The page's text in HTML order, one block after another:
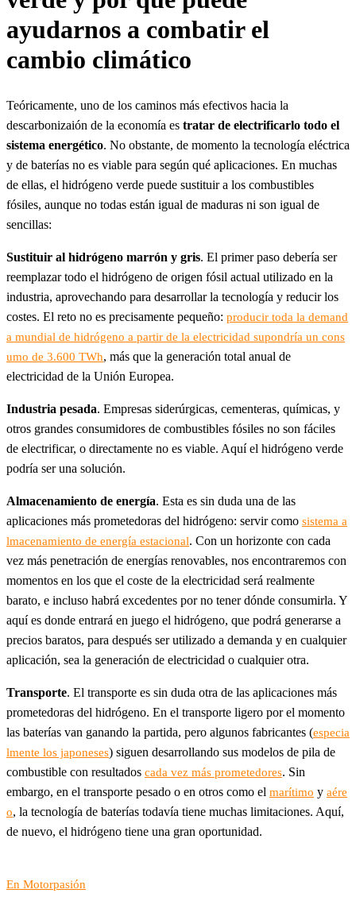
ayudarnos a combatir el
cambio climático
Teóricamente, uno de los caminos más efectivos hacia la
descarbonizaión de la economía es tratar de electrificarlo todo el
sistema energético. No obstante, de momento la tecnología eléctrica
y de baterías no es viable para según qué aplicaciones. En muchas
de ellas, el hidrógeno verde puede sustituir a los combustibles
fósiles, aunque no todas están igual de maduras ni son igual de
sencillas:
Sustituir al hidrógeno marrón y gris. El primer paso debería ser
reemplazar todo el hidrógeno de origen fósil actual utilizado en la
industria, aprovechando para desarrollar la tecnología y reducir los
costes. El reto no es precisamente pequeño: producir toda la demand
a mundial de hidrógeno a partir de la electricidad supondría un cons
umo de 3.600 TWh, más que la generación total anual de
electricidad de la Unión Europea.
Industria pesada. Empresas siderúrgicas, cementeras, químicas, y
otros grandes consumidores de combustibles fósiles no son fáciles
de electrificar, o directamente no es viable. Aquí el hidrógeno verde
podría ser una solución.
Almacenamiento de energía. Esta es sin duda una de las
aplicaciones más prometedoras del hidrógeno: servir como sistema a
lmacenamiento de energía estacional. Con un horizonte con cada
vez más penetración de energías renovables, nos encontraremos con
momentos en los que el coste de la electricidad será realmente
barato, e incluso habrá excedentes por no tener dónde consumirla. Y
aquí es donde entrará en juego el hidrógeno, que podrá generarse a
precios baratos, para después ser utilizado a demanda y en cualquier
aplicación, sea la generación de electricidad o cualquier otra.
Transporte. El transporte es sin duda otra de las aplicaciones más
prometedoras del hidrógeno. En el transporte ligero por el momento
las baterías van ganando la partida, pero algunos fabricantes (especia
lmente los japoneses) siguen desarrollando sus modelos de pila de
combustible con resultados cada vez más prometedores. Sin
embargo, en el transporte pesado o en otros como el marítimo y aére
o, la tecnología de baterías todavía tiene muchas limitaciones. Aquí,
de nuevo, el hidrógeno tiene una gran oportunidad.
En Motorpasión